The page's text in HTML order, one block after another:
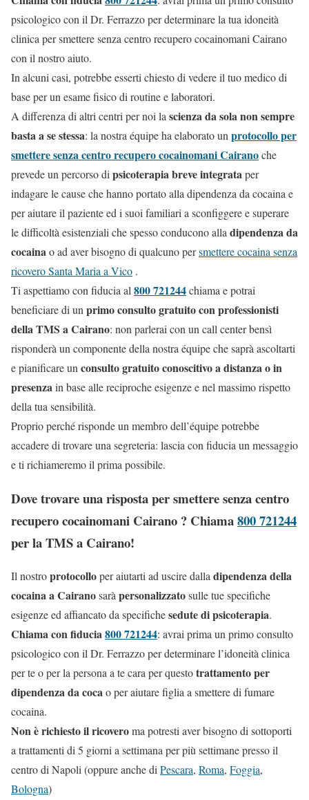
psicologico con il Dr. Ferrazzo per determinare la tua idoneità
clinica per smettere senza centro recupero cocainomani Cairano
con il nostro aiuto.
In alcuni casi, potrebbe esserti chiesto di vedere il tuo medico di
base per un esame fisico di routine e laboratori.
A differenza di altri centri per noi la scienza da sola non sempre
basta a se stessa: la nostra équipe ha elaborato un protocollo per
smettere senza centro recupero cocainomani Cairanoche
prevede un percorso di psicoterapia breve integrataper
indagare le cause che hanno portato alla dipendenza da cocaina e
per aiutare il paziente ed i suoi familiari a sconfiggere e superare
le difficoltà esistenziali che spesso conducono alla dipendenza da
cocainao ad aver bisogno di qualcuno persmettere cocaina senza
ricovero Santa Maria a Vico .
Ti aspettiamo con fiducia al 800 721244chiama e potrai
beneficiare di un primo consulto gratuito con professionisti
della TMS a Cairano: non parlerai con un call center bensì
risponderà un componente della nostra équipe che saprà ascoltarti
e pianificare un consulto gratuito conoscitivo a distanza o in
presenzain base alle reciproche esigenze e nel massimo rispetto
della tua sensibilità.
Proprio perché risponde un membro dell’équipe potrebbe
accadere di trovare una segreteria: lascia con fiducia un messaggio
e ti richiameremo il prima possibile.
Dove trovare una risposta per smettere senza centro
recupero cocainomani Cairano ? Chiama800 721244
per la TMS a Cairano!
Il nostroprotocolloper aiutarti ad uscire dalladipendenza della
cocaina a Cairanosaràpersonalizzatosulle tue specifiche
esigenze ed affiancato da specifichesedute di psicoterapia.
Chiama con fiducia800 721244: avrai prima un primo consulto
psicologico con il Dr. Ferrazzo per determinare l’idoneità clinica
per te o per la persona a te cara per questotrattamento per
dipendenza da cocao per aiutare figlia a smettere di fumare
cocaina.
Non è richiesto il ricoveroma potresti aver bisogno di sottoporti
a trattamenti di 5 giorni a settimana per più settimane presso il
centro di Napoli (oppure anche diPescara, Roma, Foggia,
Bologna)